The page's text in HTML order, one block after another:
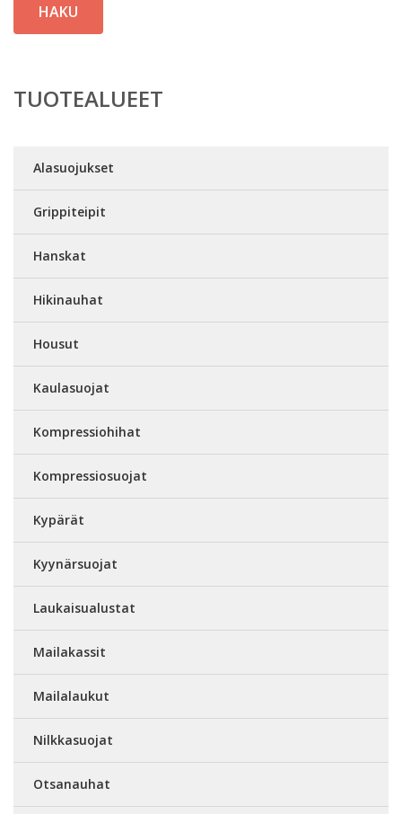
HAKU
TUOTEALUEET
Alasuojukset
Grippiteipit
Hanskat
Hikinauhat
Housut
Kaulasuojat
Kompressiohihat
Kompressiosuojat
Kypärät
Kyynärsuojat
Laukaisualustat
Mailakassit
Mailalaukut
Nilkkasuojat
Otsanauhat